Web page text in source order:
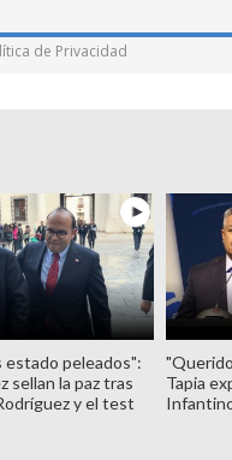
de Privacidad
estado peleados":
sellan la paz tras
y el test
Tapia